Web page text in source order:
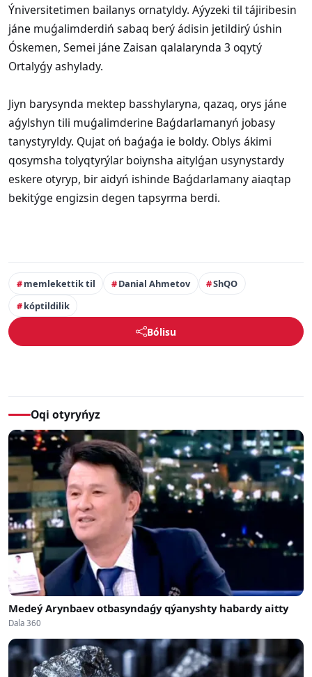
Ýniversitetimen bailanys ornatyldy. Aýyzeki til tájiribesin
jáne muǵalimderdiń sabaq berý ádisin jetildirý úshin
Óskemen, Semei jáne Zaisan qalalarynda 3 oqytý
Ortalyǵy ashylady.
Jiyn barysynda mektep basshylaryna, qazaq, orys jáne
aǵylshyn tili muǵalimderine Baǵdarlamanyń jobasy
tanystyryldy. Qujat oń baǵaǵa ie boldy. Oblys ákimi
qosymsha tolyqtyrýlar boiynsha aitylǵan usynystardy
eskere otyryp, bir aidyń ishinde Baǵdarlamany aiaqtap
bekitýge engizsin degen tapsyrma berdi.
memlekettik til Danial Ahmetov
ShQO
kóptildilik
Bólisu
Oqi otyryńyz
Medeý Arynbaev otbasyndaǵy qýanyshty habardy aitty
Dala 360